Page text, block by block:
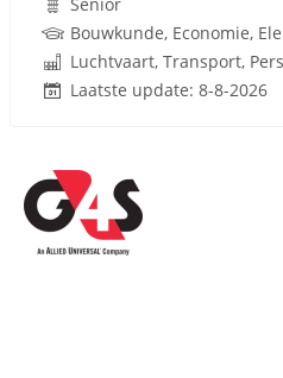
Senior
Luchtvaart, Transport,
Laatste update: 8-8-2026